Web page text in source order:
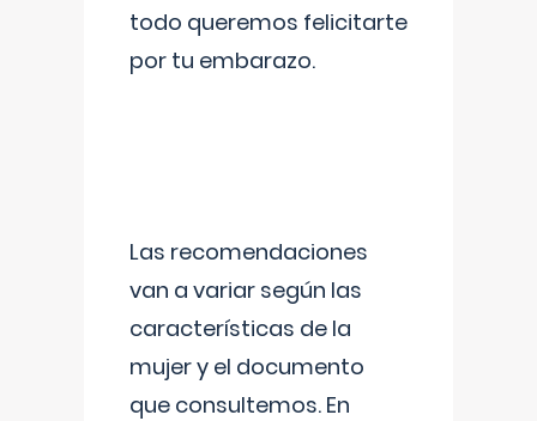
todo queremos felicitarte
por tu embarazo.
Las recomendaciones
van a variar según las
características de la
mujer y el documento
que consultemos. En